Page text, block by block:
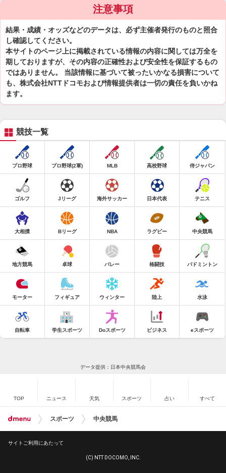
注意事項
結果・成績・オッズなどのデータは、必ず主催者発行のものと照合
し確認してください。
本サイトのページ上に掲載されている情報の内容に関しては万全を
期しておりますが、その内容の正確性および安全性を保証するもの
ではありません。 当該情報に基づいて被ったいかなる損害について
も、株式会社NTTドコモおよび情報提供者は一切の責任を負いかね
ます。
競技一覧
プロ野球 プロ野球(2軍) MLB 高校野球 侍ジャパン
ゴルフ Jリーグ 海外サッカー 日本代表 テニス
大相撲 Bリーグ NBA ラグビー 中央競馬
地方競馬 卓球 バレー 格闘技 バドミントン
モーター フィギュア ウィンター 陸上 水泳
自転車 学生スポーツ Doスポーツ ビジネス eスポーツ
データ提供：日本中央競馬会
TOP ニュース 天気 スポーツ 占い すべて
スポーツ 中央競馬
サイトご利用にあたって
(C) NTT DOCOMO, INC.